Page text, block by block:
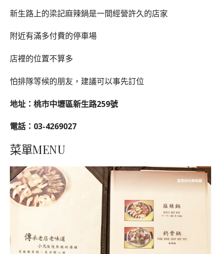
新生路上的梁記麻辣鍋是一間經營許久的店家
附近有滿多付費的停車場
店裡的位置不算多
怕排隊等候的朋友，建議可以事先訂位
地址：桃市中壢區新生路259號
電話：03-4269027
菜單MENU